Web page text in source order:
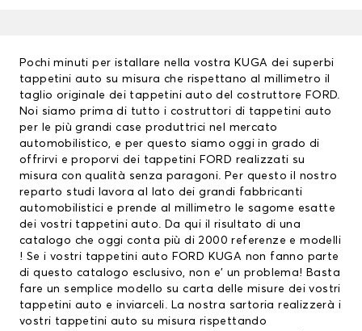
Pochi minuti per istallare nella vostra KUGA dei superbi
tappetini auto su misura che rispettano al millimetro il
taglio originale dei tappetini auto del costruttore FORD.
Noi siamo prima di tutto i costruttori di tappetini auto
per le più grandi case produttrici nel mercato
automobilistico, e per questo siamo oggi in grado di
offrirvi e proporvi dei tappetini FORD realizzati su
misura con qualità senza paragoni. Per questo il nostro
reparto studi lavora al lato dei grandi fabbricanti
automobilistici e prende al millimetro le sagome esatte
dei vostri tappetini auto. Da qui il risultato di una
catalogo che oggi conta più di 2000 referenze e modelli
! Se i vostri tappetini auto FORD KUGA non fanno parte
di questo catalogo esclusivo, non e’ un problema! Basta
fare un semplice modello su carta delle misure dei vostri
tappetini auto e inviarceli. La nostra sartoria realizzerà i
vostri tappetini auto su misura rispettando